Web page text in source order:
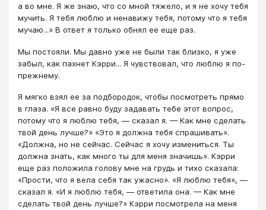
а во мне. Я же знаю, что со мной тяжело, и я не хочу тебя
мучить. Я тебя люблю и ненавижу тебя, потому что я тебя
мучаю...» В ответ я только обнял ее еще раз.
Мы постояли. Мы давно уже не были так близко, я уже
забыл, как пахнет Кэрри... Я чувствовал, что люблю я по-
прежнему.
Я мягко взял ее за подбородок, чтобы посмотреть прямо
в глаза. «Я все равно буду задавать тебе этот вопрос,
потому что я люблю тебя, — сказал я. — Как мне сделать
твой день лучше?» «Это я должна тебя спрашивать».
«Должна, но не сейчас. Сейчас я хочу измениться. Ты
должна знать, как много ты для меня значишь». Кэрри
еще раз положила голову мне на грудь и тихо сказала:
«Прости, что я вела себя так ужасно». «Я люблю тебя», —
сказал я. «И я люблю тебя, — ответила она. — Как мне
сделать твой день лучше?» Кэрри посмотрела на меня